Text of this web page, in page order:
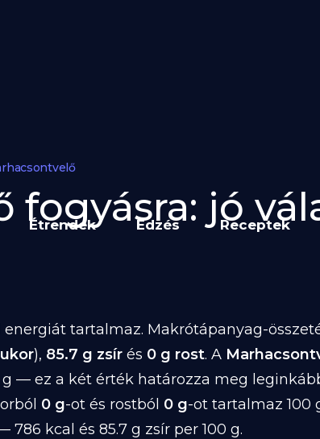
Étrendek Edzés Receptek
fogyásra: jó
energiát tartalmaz. Makrótápanyag-
), 85.7 g zsír és 0 g rost. A
g — ez a két érték határozza meg
0 g-ot és rostból 0 g-ot tartalmaz 100
786 kcal és 85.7 g zsír per 100 g.